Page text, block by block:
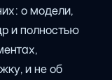
о модели,
и полностью
и не об